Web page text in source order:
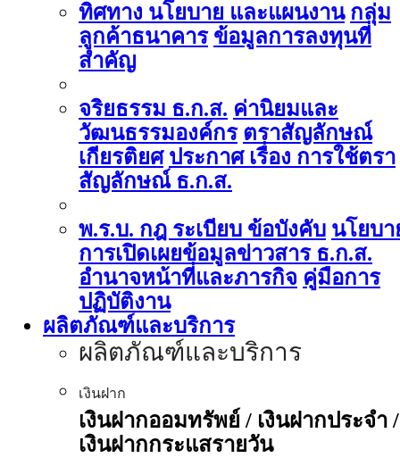
ทิศทาง นโยบาย และแผนงาน กลุ่ม
ลูกค้าธนาคาร ข้อมูลการลงทุนที่
สำคัญ
จริยธรรม ธ.ก.ส. ค่านิยมและ
วัฒนธรรมองค์กร ตราสัญลักษณ์
เกียรติยศ ประกาศ เรื่อง การใช้ตรา
สัญลักษณ์ ธ.ก.ส.
พ.ร.บ. กฎ ระเบียบ ข้อบังคับ นโยบา
การเปิดเผยข้อมูลข่าวสาร ธ.ก.ส.
อำนาจหน้าที่และภารกิจ คู่มือการ
ปฏิบัติงาน
ผลิตภัณฑ์และบริการ
ผลิตภัณฑ์และบริการ
เงินฝาก
เงินฝากออมทรัพย์ / เงินฝากประจำ /
เงินฝากกระแสรายวัน